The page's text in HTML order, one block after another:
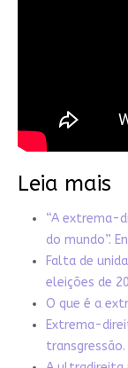
Leia mais
“A extrema-
do mundo”.
Falta de
eleições de
O que é a
Extrema-